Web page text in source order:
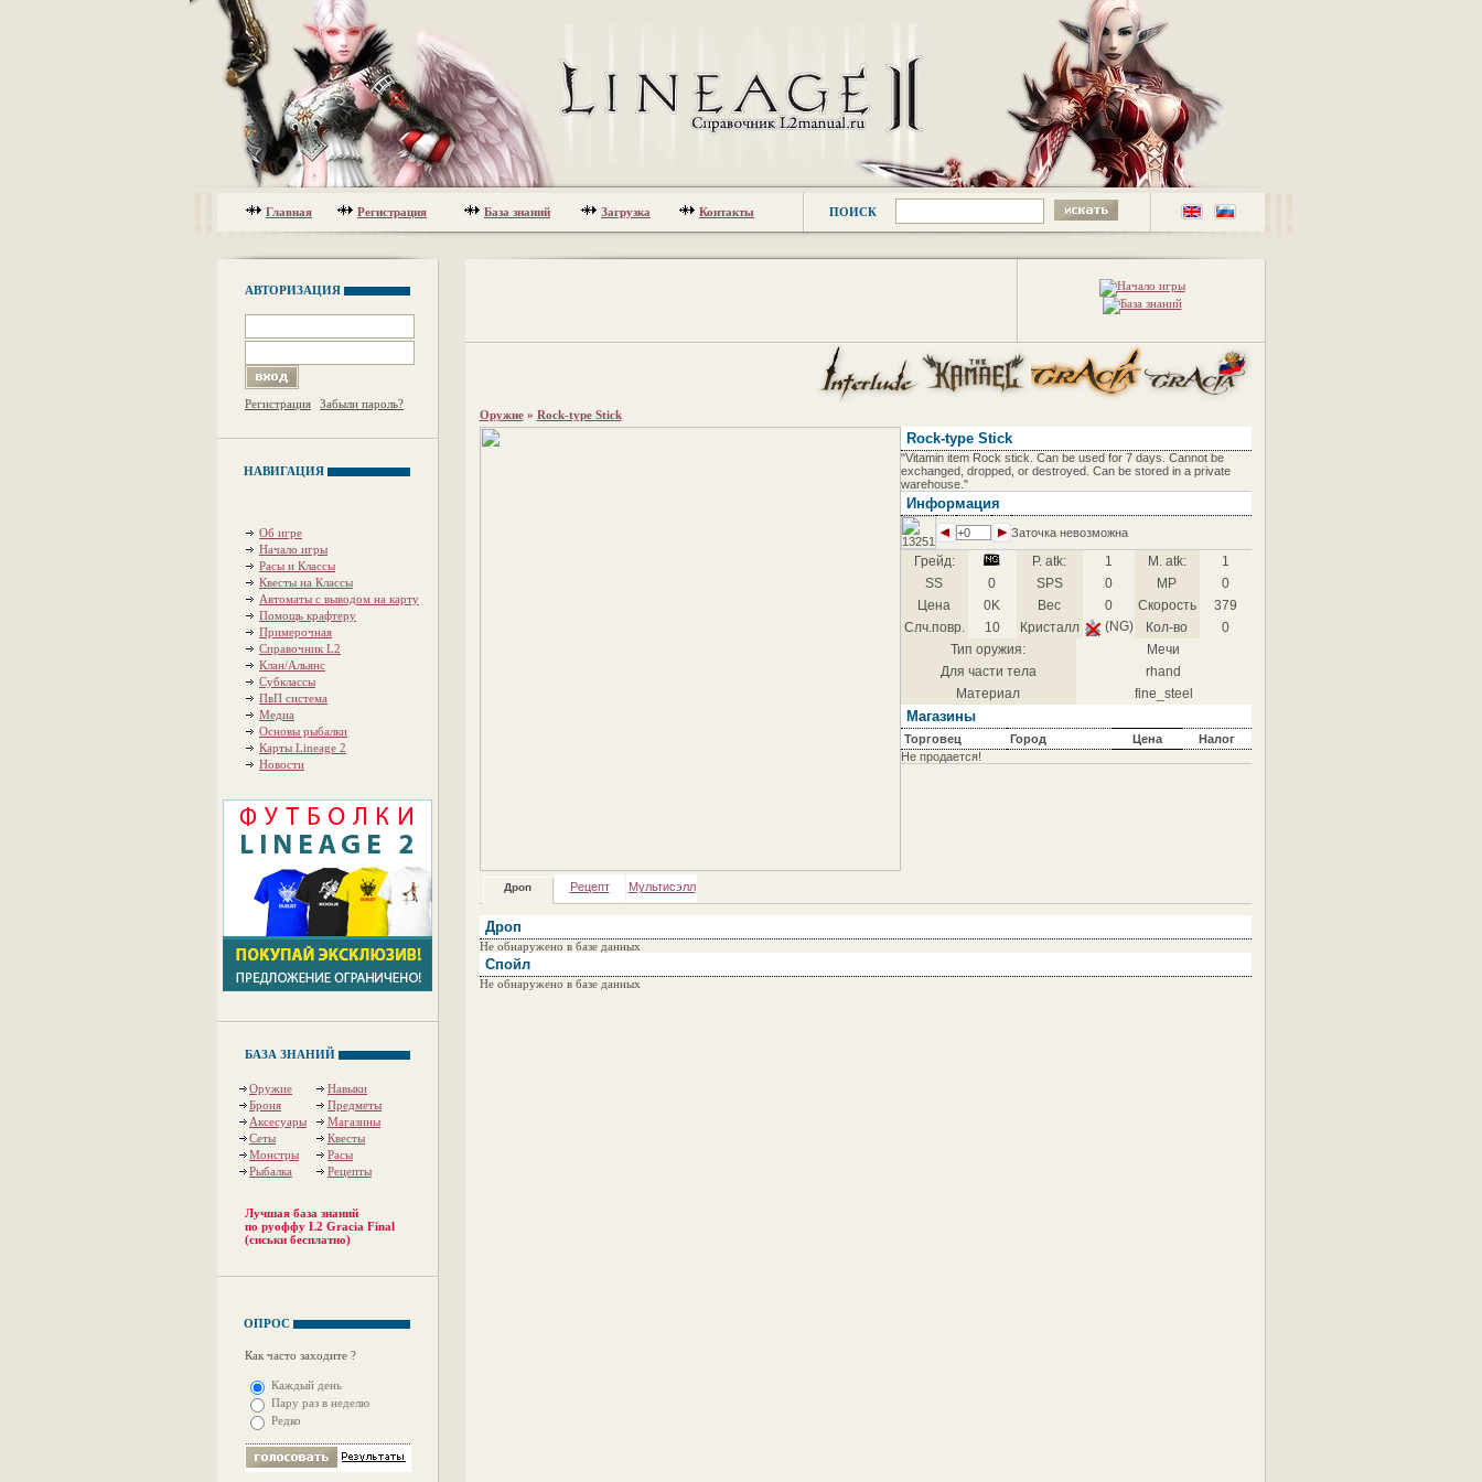
Главная Регистрация База знаний Загрузка Контакты ПОИСК
АВТОРИЗАЦИЯ
Регистрация Забыли пароль?
НАВИГАЦИЯ
Об игре
Начало игры
Расы и Классы
Квесты на Классы
Автоматы с выводом на карту
Помощь крафтеру
Примерочная
Справочник L2
Клан/Альянс
Субклассы
ПвП система
Медиа
Основы рыбалки
Карты Lineage 2
Новости
БАЗА ЗНАНИЙ
Оружие
Навыки
Броня
Предметы
Аксесуары
Магазины
Сеты
Квесты
Монстры
Расы
Рыбалка
Рецепты
Лучшая база знаний
по руоффу L2 Gracia Final
(сиськи бесплатно)
ОПРОС
Как часто заходите ?
Каждый день
Пару раз в неделю
Редко
Оружие» Rock-type Stick
Rock-type Stick
"Vitamin item Rock stick. Can be used for 7 days. Cannot be
exchanged, dropped, or destroyed. Can be stored in a private
warehouse."
Информация
+0 Заточка невозможна
Грейд: P. atk: 1 M. atk:
1
SS
0 SPS 0 MP
0
Цена
0K Вес 0 Скорость
379
Слч.повр.
10 Кристалл (NG) Кол-во
0
Тип оружия:
Мечи
Для части тела
rhand
Материал
fine_steel
Магазины
Торговец Город Цена
Налог
Не продается!
Дроп Рецепт Мультисэлл
Дроп
Не обнаружено в базе данных
Спойл
Не обнаружено в базе данных